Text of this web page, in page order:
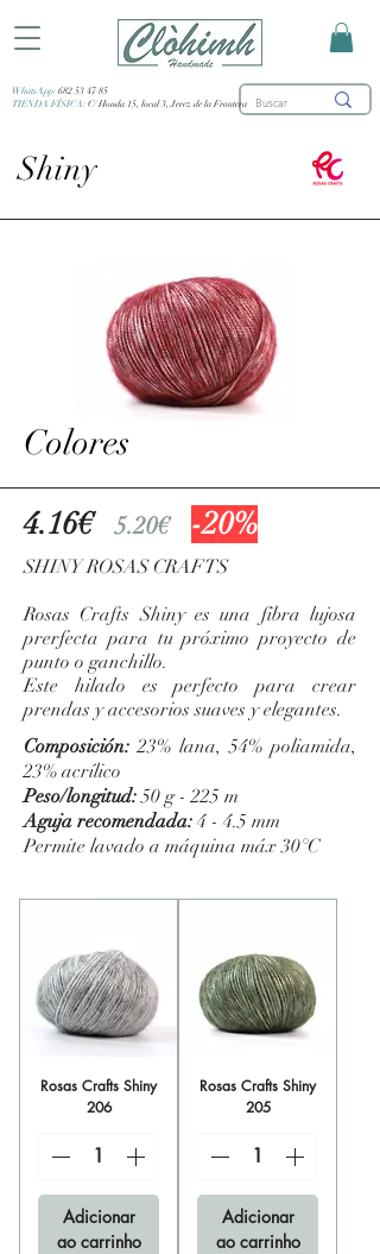
WhatsApp: 682 53 47 85
TIENDA FÍSICA: C/ Honda 15, local 3, Jerez de la Frontera
Shiny
Colores
4.16€5.20€ -20%
SHINY ROSAS CRAFTS
Rosas Crafts Shiny es una fibra lujosa
prerfecta para tu próximo proyecto de
punto o ganchillo.
Este hilado es perfecto para crear
prendas y accesorios suaves y elegantes.
Composición: 23% lana, 54% poliamida,
23% acrílico
Peso/longitud:50 g - 225 m
Aguja recomendada: 4 - 4.5 mm
Permite lavado a máquina máx 30°C
Rosas Crafts Shiny
206
Adicionar
ao carrinho
Rosas Crafts Shiny
205
Adicionar
ao carrinho